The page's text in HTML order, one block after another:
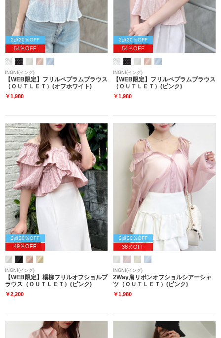
2点20％OFF
54％OFF
INGNI(イング)
【WEB限定】フリルペプラムブラウス
（ＯＵＴＬＥＴ）(オフホワイト)
￥1,980
2点20％OFF
54％OFF
INGNI(イング)
【WEB限定】フリルペプラムブラウス
（ＯＵＴＬＥＴ）(ピンク)
￥1,980
2点20％OFF
49％OFF
INGNI(イング)
【WEB限定】楊柳フリルオフショルブ
ラウス（ＯＵＴＬＥＴ）(ピンク)
￥2,200
2点20％OFF
38％OFF
INGNI(イング)
2Way肩リボンオフショルシアーシャ
ツ（ＯＵＴＬＥＴ）(ピンク)
￥1,980